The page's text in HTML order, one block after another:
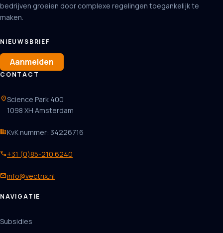
bedrijven groeien door complexe regelingen toegankelijk te
maken.
NIEUWSBRIEF
Aanmelden
CONTACT
location_onScience Park 400
1098 XH Amsterdam
businessKvK nummer: 34226716
phone+31 (0)85-210 6240
mailinfo@vectrix.nl
NAVIGATIE
Subsidies